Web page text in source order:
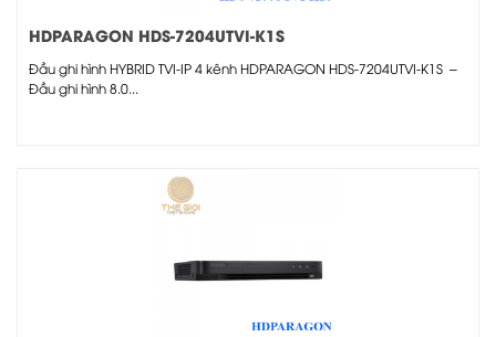
HDPARAGON HDS-7204UTVI-K1S
Đầu ghi hình HYBRID TVI-IP 4 kênh HDPARAGON HDS-7204UTVI-K1S –
Đầu ghi hình 8.0...